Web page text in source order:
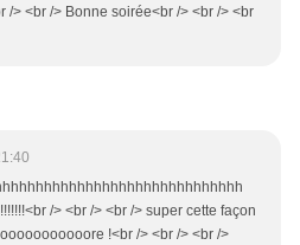
/> <br /> Bonne soirée<br /> <br /> <br
/> <br /> <br /> super cette façon
!<br /> <br /> <br />